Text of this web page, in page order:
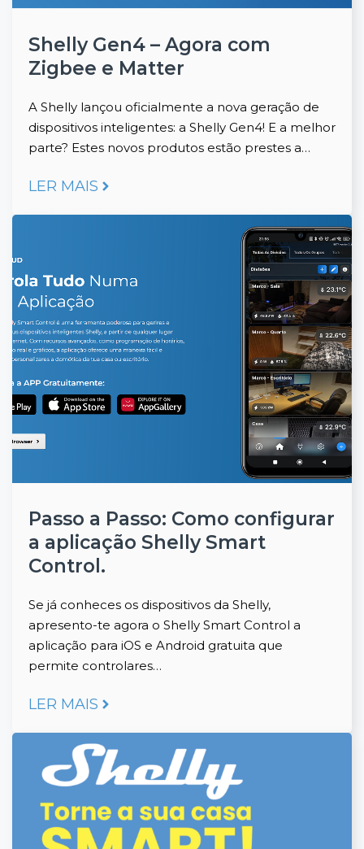
Shelly Gen4 – Agora com
Zigbee e Matter
A Shelly lançou oficialmente a nova geração de
dispositivos inteligentes: a Shelly Gen4! E a melhor
parte? Estes novos produtos estão prestes a…
LER MAIS
Passo a Passo: Como configurar
a aplicação Shelly Smart
Control.
Se já conheces os dispositivos da Shelly,
apresento-te agora o Shelly Smart Control a
aplicação para iOS e Android gratuita que
permite controlares…
LER MAIS